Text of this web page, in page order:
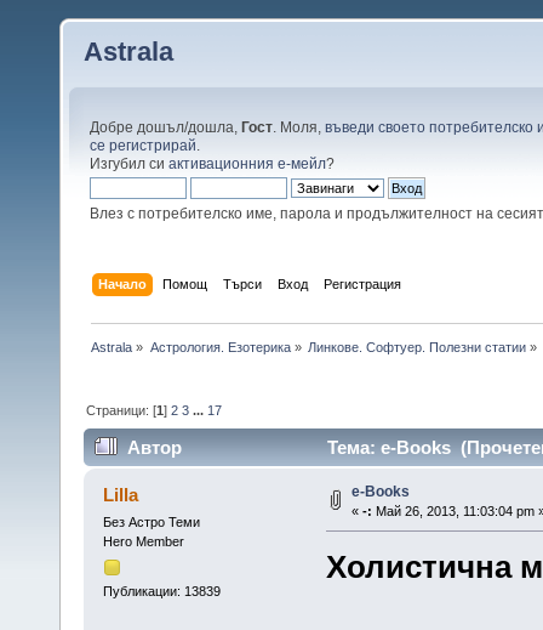
Astrala
Добре дошъл/дошла, Гост . Моля, въведи своето потребителско
се регистрирай
Изгубил си активационния е-мейл?
Влез с потребителско име, парола и продължителност на
Начало Помощ Търси Вход Регистрация
Astrala » Астрология. Езотерика» Линкове. Софтуер. Полезни статии»
Страници: [1]2 3 ... 17
Автор Тема: е-Books
Lilla
Без Астро Теми
Hero Member
Публикации: 13839
е-Books
« -: Май 26, 2013, 11:03:04 pm
Холистична